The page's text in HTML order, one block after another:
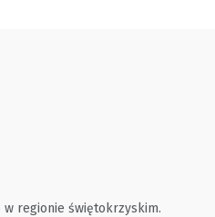
w regionie świętokrzyskim.